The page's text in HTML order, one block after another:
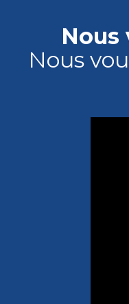
Nous